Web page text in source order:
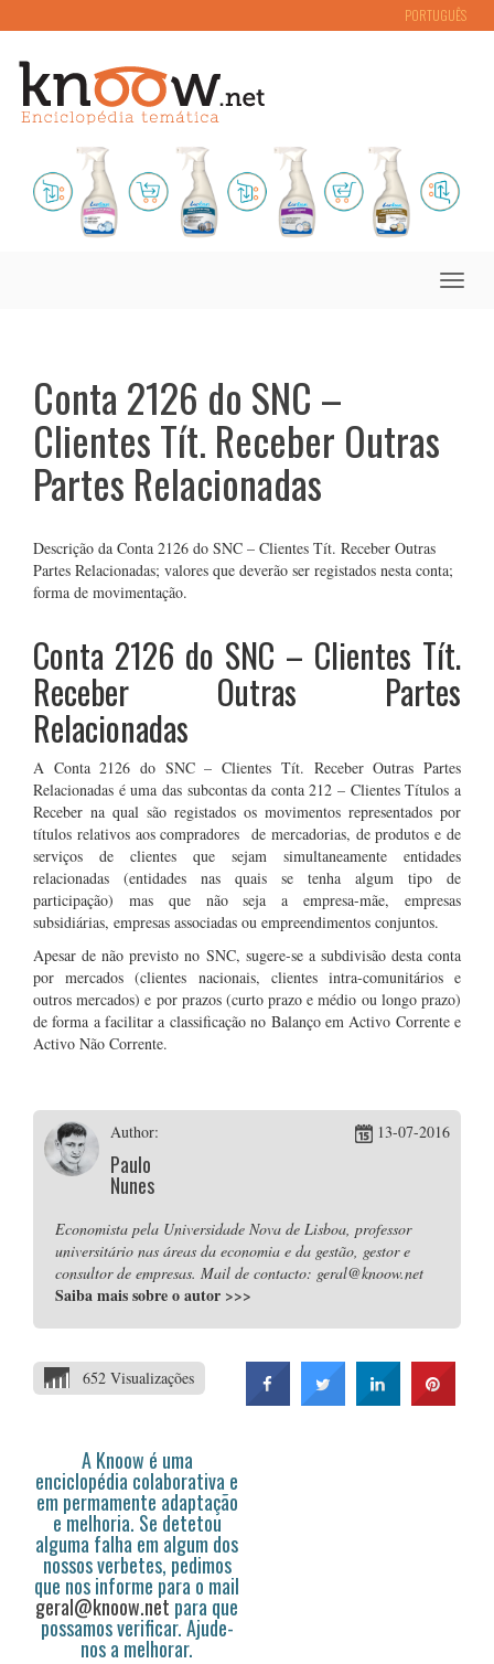
PORTUGUÊS
Toggle
Conta 2126 do SNC –
Clientes Tít. Receber Outras
Partes Relacionadas
Descrição da Conta 2126 do SNC – Clientes Tít. Receber Outras
Partes Relacionadas; valores que deverão ser registados nesta conta;
forma de movimentação.
Conta 2126 do SNC – Clientes Tít.
Receber Outras Partes
Relacionadas
A Conta 2126 do SNC – Clientes Tít. Receber Outras Partes
Relacionadas é uma das subcontas da conta 212 – Clientes Títulos a
Receber na qual são registados os movimentos representados por
títulos relativos aos compradores de mercadorias, de produtos e de
serviços de clientes que sejam simultaneamente entidades
relacionadas (entidades nas quais se tenha algum tipo de
participação) mas que não seja a empresa-mãe, empresas
subsidiárias, empresas associadas ou empreendimentos conjuntos.
Apesar de não previsto no SNC, sugere-se a subdivisão desta conta
por mercados (clientes nacionais, clientes intra-comunitários e
outros mercados) e por prazos (curto prazo e médio ou longo prazo)
de forma a facilitar a classificação no Balanço em Activo Corrente e
Activo Não Corrente.
Author:
Paulo
Nunes
13-07-2016
Economista pela Universidade Nova de Lisboa, professor
universitário nas áreas da economia e da gestão, gestor e
consultor de empresas. Mail de contacto: geral@knoow.net
Saiba mais sobre o autor >>>
652 Visualizações
A Knoow é uma
enciclopédia colaborativa e
em permamente adaptação
e melhoria. Se detetou
alguma falha em algum dos
nossos verbetes, pedimos
que nos informe para o mail
geral@knoow.net para que
possamos verificar. Ajude-
nos a melhorar.